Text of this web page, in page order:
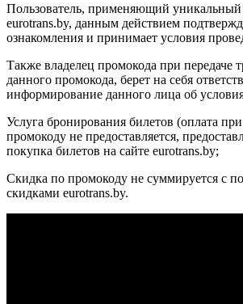
Пользователь, применяющий уникальный
eurotrans.by, данным действием
ознакомления и принимает условия
Также владелец промокода при передаче
данного промокода, берет на себя
информирование данного лица об
Услуга бронирования билетов (оплата
промокоду не предоставляется,
покупка билетов на сайте eurotrans.by;
Скидка по промокоду не суммируется с
скидками eurotrans.by.